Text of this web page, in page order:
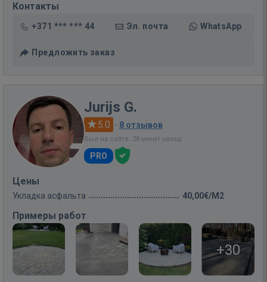
Контакты
+371 *** *** 44 Эл. почта WhatsApp
Предложить заказ
Jurijs G.
5.0 · 8 отзывов
Был на сайте: 28 минут назад
PRO
Цены
Укладка асфальта 40,00€/M2
Примеры работ
+30